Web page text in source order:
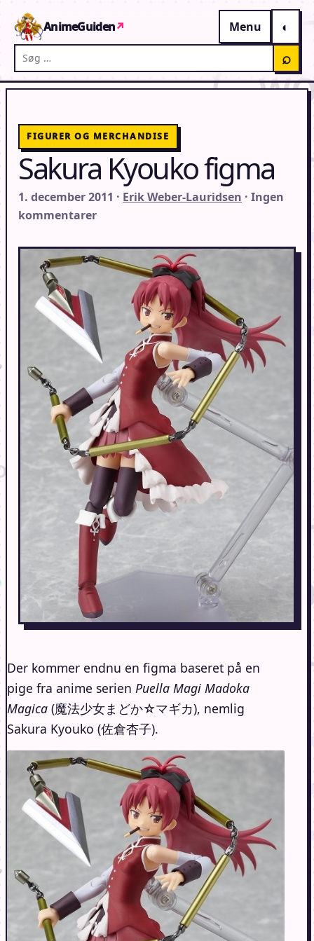
AnimeGuiden↗
Menu
Søg på AnimeGuiden
⌕
FIGURER OG MERCHANDISE
Sakura Kyouko figma
1. december 2011 · Erik Weber-Lauridsen · Ingen
kommentarer
Der kommer endnu en figma baseret på en
pige fra anime serien Puella Magi Madoka
Magica (魔法少女まどか☆マギカ), nemlig
Sakura Kyouko (佐倉杏子).